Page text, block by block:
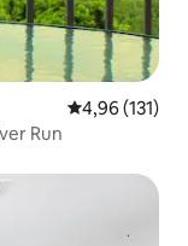
4,96 de uma
4,96 (131)
Run